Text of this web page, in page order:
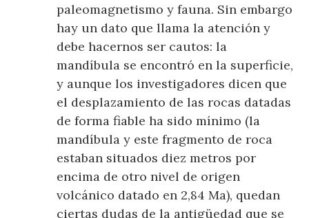
paleomagnetismo y fauna. Sin embargo
hay un dato que llama la atención y
debe hacernos ser cautos: la
mandíbula se encontró en la superficie,
y aunque los investigadores dicen que
el desplazamiento de las rocas datadas
de forma fiable ha sido mínimo (la
mandíbula y este fragmento de roca
estaban situados diez metros por
encima de otro nivel de origen
volcánico datado en 2,84 Ma), quedan
ciertas dudas de la antigüedad que se